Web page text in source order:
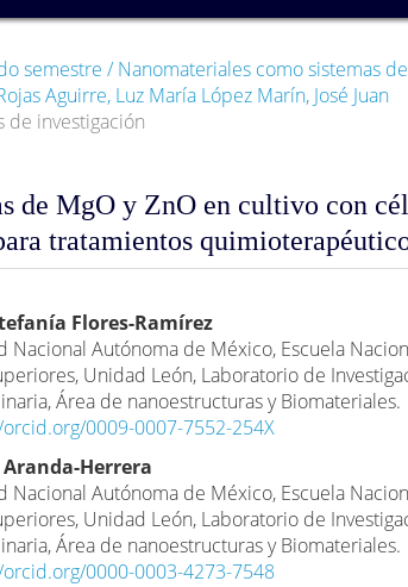
semestre / Nanomateriales como sistemas de
Aguirre, Luz María López Marín, José Juan
de investigación
de MgO y ZnO en cultivo con
tratamientos
Flores-Ramírez
Nacional Autónoma de México, Escuela
Unidad León, Laboratorio de
Área de nanoestructuras y Biomateriales.
0009-0007-7552-254X
Herrera
Nacional Autónoma de México, Escuela
Unidad León, Laboratorio de
Área de nanoestructuras y Biomateriales.
0000-0003-4273-7548